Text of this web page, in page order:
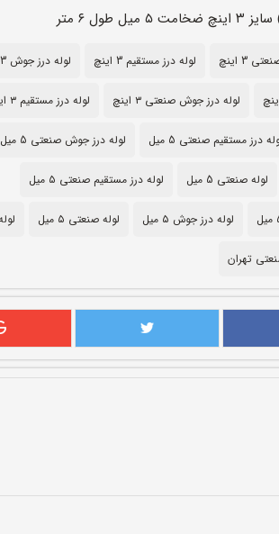
۶ متر
3 اینچ لوله درز مستقیم 3 اینچ لوله درز جوش 3 اینچ
لوله درز جوش صنعتی ۳ اینچ لوله درز مستقیم ۳ اینچ
درز مستقیم صنعتی 5 میل لوله درز جوش صنعتی 5 میل
لوله صنعتی 5 میل لوله درز مستقیم صنعتی ۵ میل
لوله درز جوش ۵ میل لوله صنعتی ۵ میل
تهران